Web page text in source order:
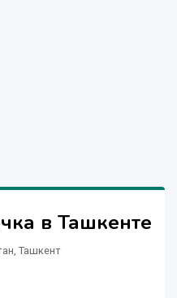
в Ташкенте
Ташкент